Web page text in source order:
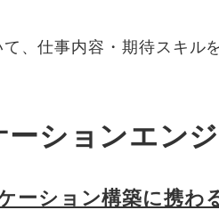
、仕事内容・期待スキル
ションエンジ
ーション構築に携わ